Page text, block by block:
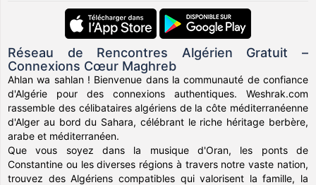
Réseau de Rencontres Algérien Gratuit –
Connexions Cœur Maghreb
Ahlan wa sahlan ! Bienvenue dans la communauté de confiance
d'Algérie pour des connexions authentiques. Weshrak.com
rassemble des célibataires algériens de la côte méditerranéenne
d'Alger au bord du Sahara, célébrant le riche héritage berbère,
arabe et méditerranéen.
Que vous soyez dans la musique d'Oran, les ponts de
Constantine ou les diverses régions à travers notre vaste nation,
trouvez des Algériens compatibles qui valorisent la famille, la